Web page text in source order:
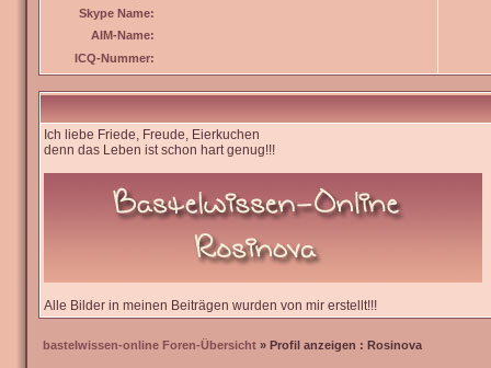
Skype Name:
AIM-Name:
ICQ-Nummer:
Ich liebe Friede, Freude, Eierkuchen
denn das Leben ist schon hart genug!!!
Alle Bilder in meinen Beiträgen wurden von mir erstellt!!!
bastelwissen-online Foren-Übersicht » Profil anzeigen : Rosinova